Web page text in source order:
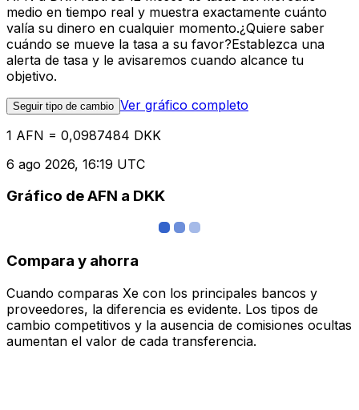
medio en tiempo real y muestra exactamente cuánto
valía su dinero en cualquier momento.¿Quiere saber
cuándo se mueve la tasa a su favor?Establezca una
alerta de tasa y le avisaremos cuando alcance tu
objetivo.
Seguir tipo de cambio Ver gráfico completo
1 AFN = 0,0987484 DKK
6 ago 2026, 16:19 UTC
Gráfico de AFN a DKK
Compara y ahorra
Cuando comparas Xe con los principales bancos y
proveedores, la diferencia es evidente. Los tipos de
cambio competitivos y la ausencia de comisiones ocultas
aumentan el valor de cada transferencia.